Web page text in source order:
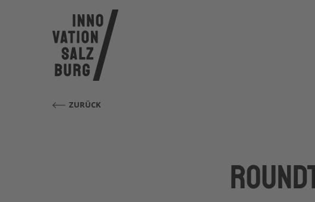
ZURÜCK